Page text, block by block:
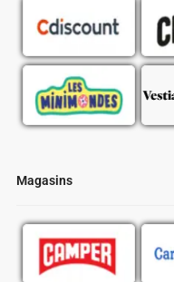
Magasins